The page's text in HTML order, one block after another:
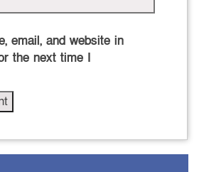
email, and website in
the next time I